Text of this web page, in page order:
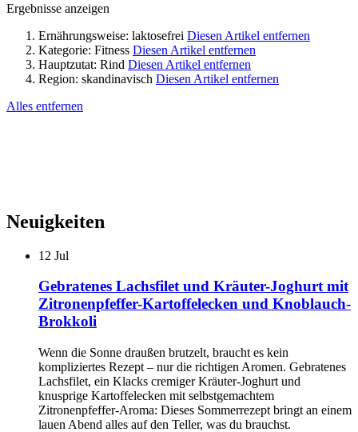
Ergebnisse anzeigen
Ernährungsweise: laktosefrei Diesen Artikel entfernen
Kategorie: Fitness Diesen Artikel entfernen
Hauptzutat: Rind Diesen Artikel entfernen
Region: skandinavisch Diesen Artikel entfernen
Alles entfernen
Neuigkeiten
12 Jul
Gebratenes Lachsfilet und Kräuter-Joghurt mit
Zitronenpfeffer-Kartoffelecken und Knoblauch-
Brokkoli
Wenn die Sonne draußen brutzelt, braucht es kein
kompliziertes Rezept – nur die richtigen Aromen. Gebratenes
Lachsfilet, ein Klacks cremiger Kräuter-Joghurt und
knusprige Kartoffelecken mit selbstgemachtem
Zitronenpfeffer-Aroma: Dieses Sommerrezept bringt an einem
lauen Abend alles auf den Teller, was du brauchst.